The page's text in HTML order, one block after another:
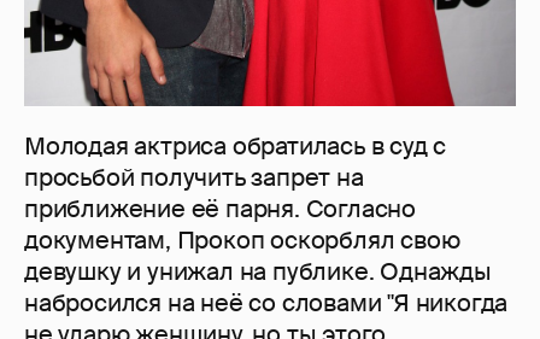
Молодая актриса обратилась в суд с
просьбой получить запрет на
приближение её парня. Согласно
документам, Прокоп оскорблял свою
девушку и унижал на публике. Однажды
набросился на неё со словами "Я никогда